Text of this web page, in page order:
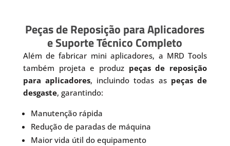
Peças de Reposição para Aplicadores
e Suporte Técnico Completo
Além de fabricar mini aplicadores, a MRD Tools
também projeta e produz peças de reposição
para aplicadores, incluindo todas as peças de
desgaste, garantindo:
Manutenção rápida
Redução de paradas de máquina
Maior vida útil do equipamento